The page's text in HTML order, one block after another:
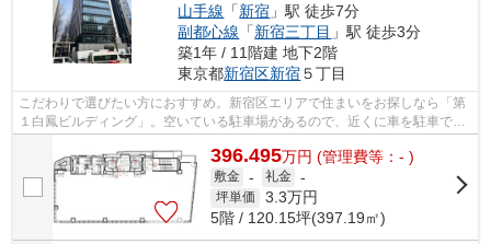
山手線 「新宿 」駅 徒歩7分
副都心線 「新宿三丁目 」駅 徒歩3分
築1年 / 11階建 地下2階
東京都新宿区新宿５丁目
こだわりで選びたい方におすすめ。新宿区エリアで住まいをお探しなら「第
１白鳳ビルディング」。空いている駐車場があるので、近くに車を駐車でき
ます。お部屋から徒歩3分の場所に駅が...
396.495万円 (管理費等：- )
敷金 - 礼金 -
坪単価 3.3万円
5階 / 120.15坪(397.19㎡)